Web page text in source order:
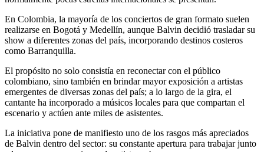
En Colombia, la mayoría de los conciertos de gran formato suelen
realizarse en Bogotá y Medellín, aunque Balvin decidió trasladar su
show a diferentes zonas del país, incorporando destinos costeros
como Barranquilla.
El propósito no solo consistía en reconectar con el público
colombiano, sino también en brindar mayor exposición a artistas
emergentes de diversas zonas del país; a lo largo de la gira, el
cantante ha incorporado a músicos locales para que compartan el
escenario y actúen ante miles de asistentes.
La iniciativa pone de manifiesto uno de los rasgos más apreciados
de Balvin dentro del sector: su constante apertura para trabajar junto